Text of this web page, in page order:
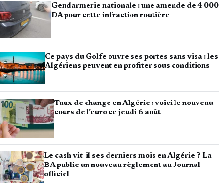
Gendarmerie nationale : une amende de 4 000
DA pour cette infraction routière
Ce pays du Golfe ouvre ses portes sans visa : les
Algériens peuvent en profiter sous conditions
Taux de change en Algérie : voici le nouveau
cours de l’euro ce jeudi 6 août
Le cash vit-il ses derniers mois en Algérie ? La
BA publie un nouveau règlement au Journal
officiel